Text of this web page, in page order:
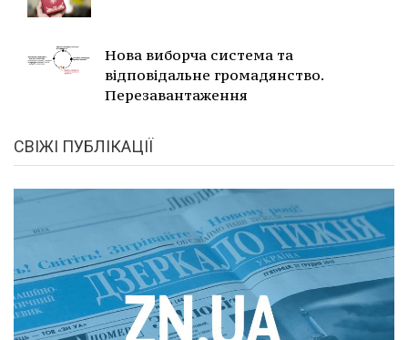
Нова виборча система та
відповідальне громадянство.
Перезавантаження
СВІЖІ ПУБЛІКАЦІЇ